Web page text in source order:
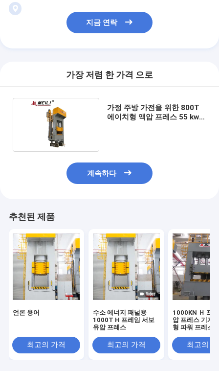
지금 연락
가장 저렴 한 가격 으로
가정 주방 가전을 위한 800T
에이치형 액압 프레스 55 kw
계속하다
추천된 제품
언론 용어
최고의 가격
수소 에너지 패널용
1000T H 프레임 서보
유압 프레스
최고의 가격
1000KN Ｈ 프
압 프레스 기계
형 파워 프레스
최고의